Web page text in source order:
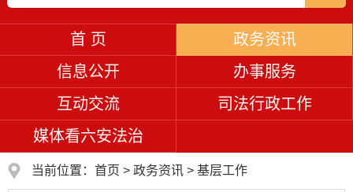
首 页
政务资讯
信息公开
办事服务
互动交流
司法行政工作
媒体看六安法治
当前位置： 首页 > 政务资讯 > 基层工作